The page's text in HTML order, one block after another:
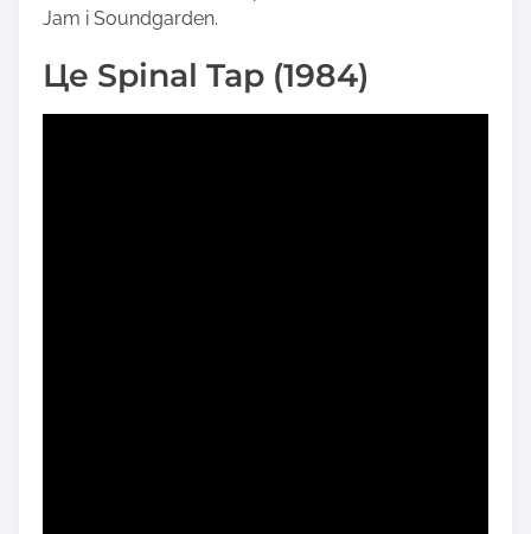
Jam і Soundgarden.
Це Spinal Tap (1984)